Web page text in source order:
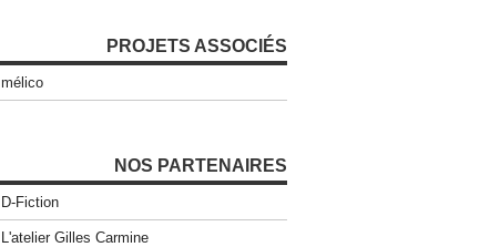
PROJETS ASSOCIÉS
mélico
NOS PARTENAIRES
D-Fiction
L'atelier Gilles Carmine